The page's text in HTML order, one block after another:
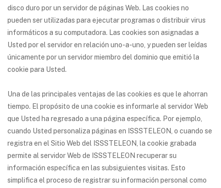
disco duro por un servidor de páginas Web. Las cookies no
pueden ser utilizadas para ejecutar programas o distribuir virus
informáticos a su computadora. Las cookies son asignadas a
Usted por el servidor en relación uno-a-uno, y pueden ser leídas
únicamente por un servidor miembro del dominio que emitió la
cookie para Usted.
Una de las principales ventajas de las cookies es que le ahorran
tiempo. El propósito de una cookie es informarle al servidor Web
que Usted ha regresado a una página específica. Por ejemplo,
cuando Usted personaliza páginas en ISSSTELEON, o cuando se
registra en el Sitio Web del ISSSTELEON, la cookie grabada
permite al servidor Web de ISSSTELEON recuperar su
información específica en las subsiguientes visitas. Esto
simplifica el proceso de registrar su información personal como